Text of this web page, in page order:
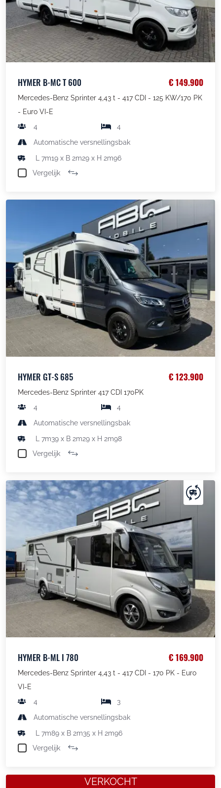
HYMER B-MC T 600 € 149.900
Mercedes-Benz Sprinter 4,43 t - 417 CDI - 125 KW/170 PK
- Euro VI-E
4
4
Automatische versnellingsbak
L 7m19 x B 2m29 x H 2m96
Vergelijk
HYMER GT-S 685 € 123.900
Mercedes-Benz Sprinter 417 CDI 170PK
4
4
Automatische versnellingsbak
L 7m39 x B 2m29 x H 2m98
Vergelijk
HYMER B-ML I 780 € 169.900
Mercedes-Benz Sprinter 4,43 t - 417 CDI - 170 PK - Euro
VI-E
4
3
Automatische versnellingsbak
L 7m89 x B 2m35 x H 2m96
Vergelijk
VERKOCHT